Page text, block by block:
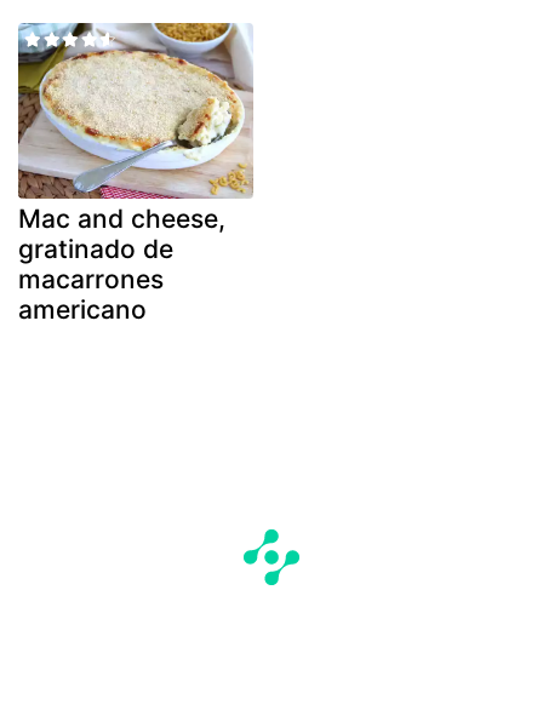
Mac and cheese,
gratinado de
macarrones
americano